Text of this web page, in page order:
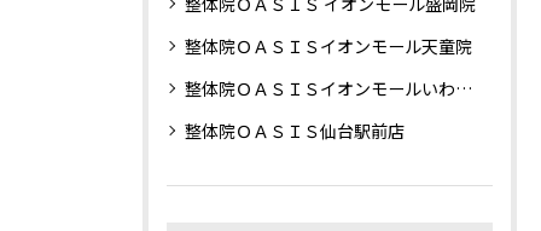
整体院ＯＡＳＩＳイオンモール天童院
整体院ＯＡＳＩＳイオンモールいわき小名浜院
整体院ＯＡＳＩＳ仙台駅前店